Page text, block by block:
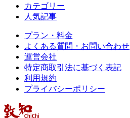
カテゴリー
人気記事
プラン・料金
よくある質問・お問い合わせ
運営会社
特定商取引法に基づく表記
利用規約
プライバシーポリシー